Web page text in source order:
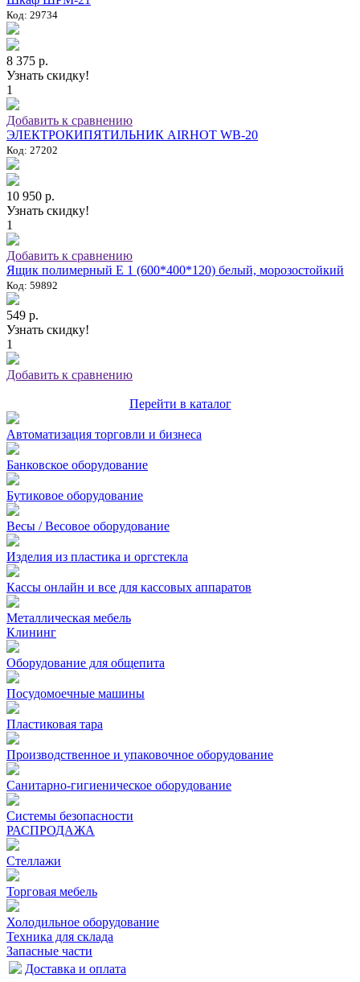
Код: 29734
8 375 р.
Узнать скидку!
1
Добавить к сравнению
ЭЛЕКТРОКИПЯТИЛЬНИК AIRHOT WB-20
Код: 27202
10 950 р.
Узнать скидку!
1
Добавить к сравнению
Ящик полимерный E 1 (600*400*120) белый, морозостойкий
Код: 59892
549 р.
Узнать скидку!
1
Добавить к сравнению
Перейти в каталог
Автоматизация торговли и бизнеса
Банковское оборудование
Бутиковое оборудование
Весы / Весовое оборудование
Изделия из пластика и оргстекла
Кассы онлайн и все для кассовых аппаратов
Металлическая мебель
Клининг
Оборудование для общепита
Посудомоечные машины
Пластиковая тара
Производственное и упаковочное оборудование
Санитарно-гигиеническое оборудование
Системы безопасности
РАСПРОДАЖА
Стеллажи
Торговая мебель
Холодильное оборудование
Техника для склада
Запасные части
Доставка и оплата